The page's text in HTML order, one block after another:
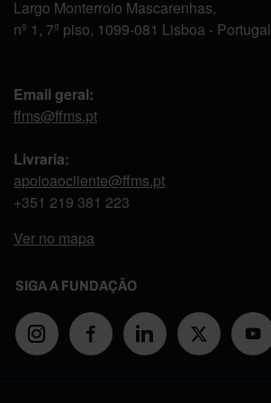
Largo Monterroio Mascarenhas,
nº 1, 7º piso, 1099-081 Lisboa - Portugal
Email geral:
ffms@ffms.pt
Livraria:
apoioaocliente@ffms.pt
+351 219 381 223
Ver no mapa
SIGA A FUNDAÇÃO